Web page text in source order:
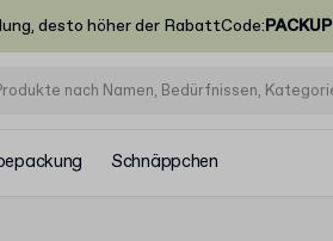
desto höher der RabattCode:PACKUP
Schnäppchen